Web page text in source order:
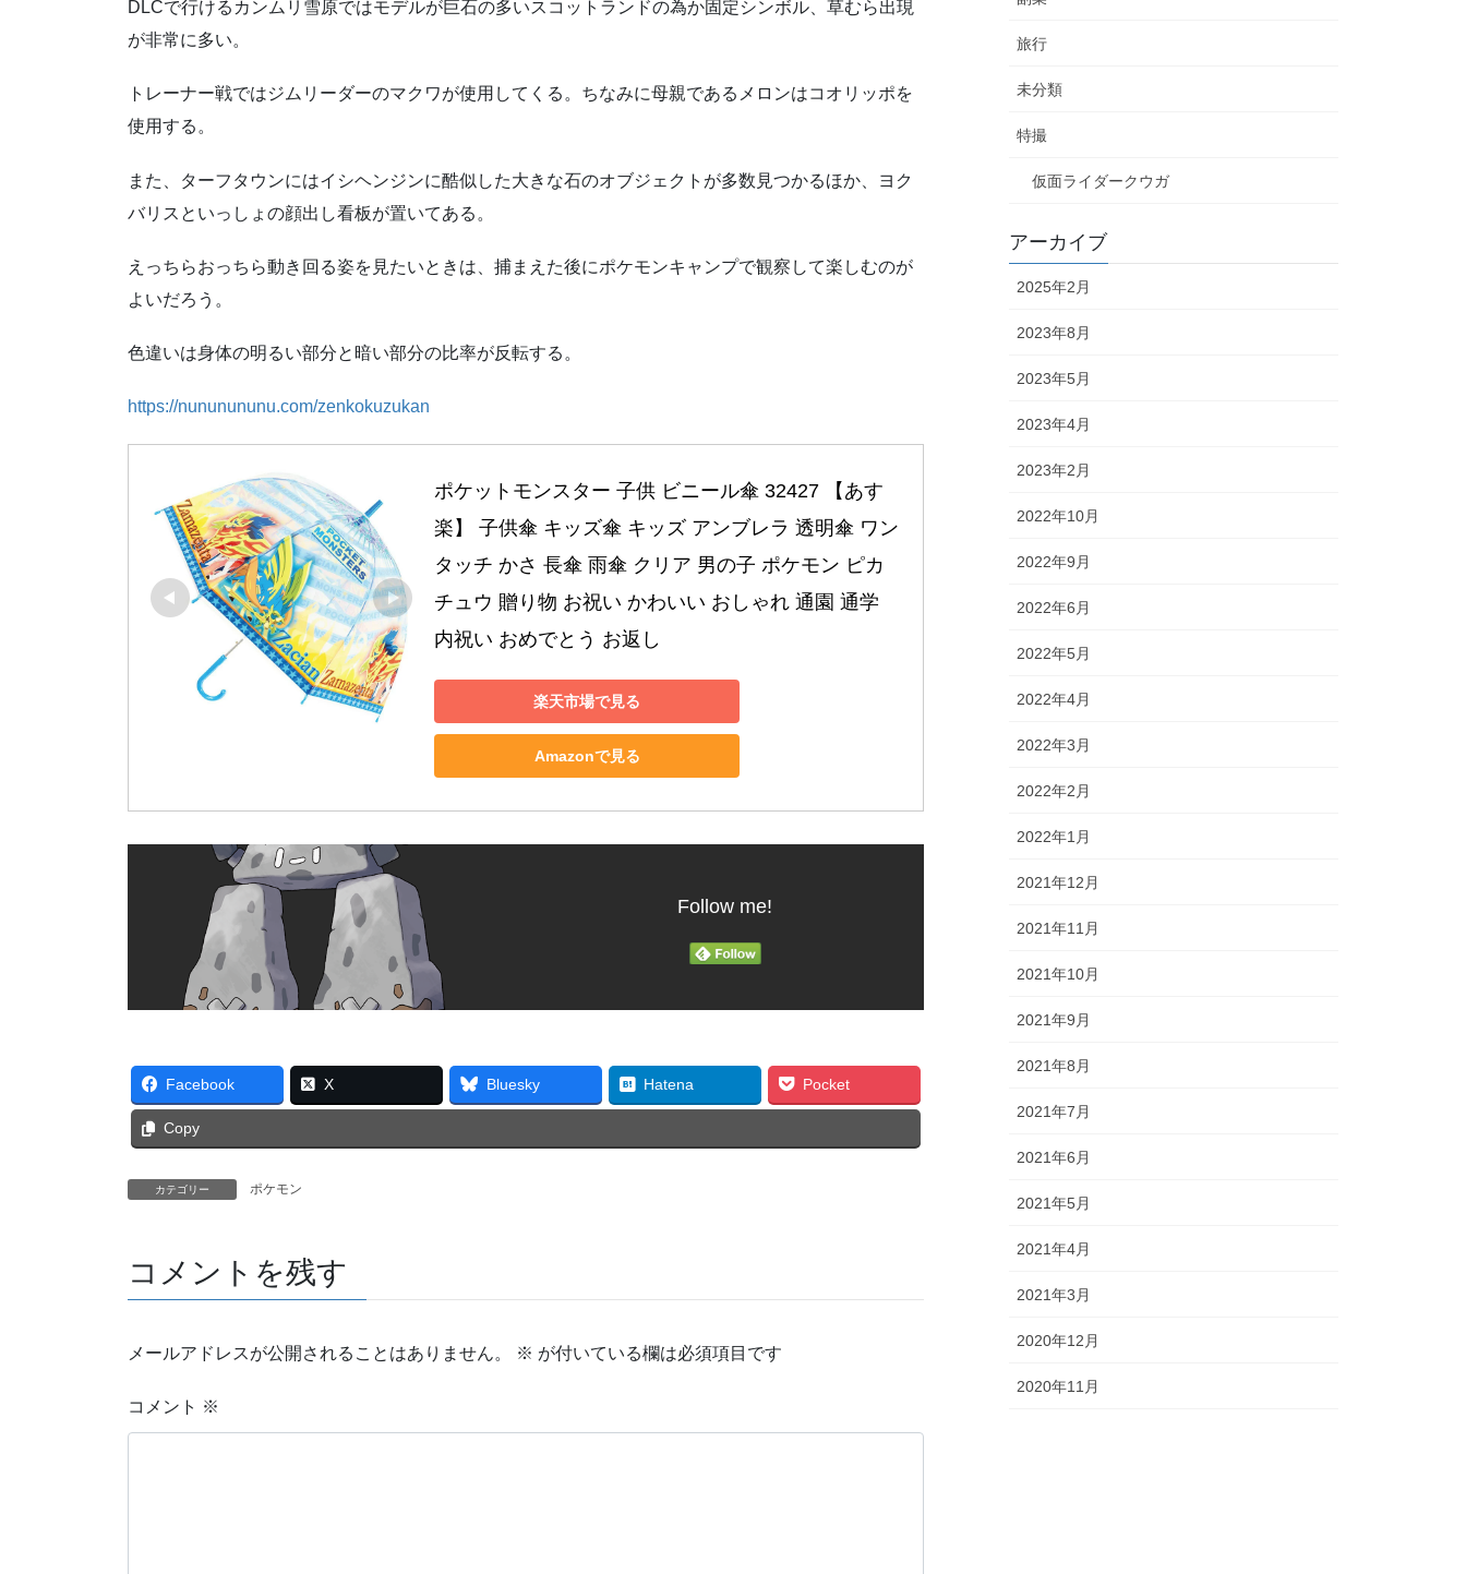
DLCで行けるカンムリ雪原ではモデルが巨石の多いスコットランドの為か固定シンボル、草むら出現
が非常に多い。
トレーナー戦ではジムリーダーのマクワが使用してくる。ちなみに母親であるメロンはコオリッポを
使用する。
また、ターフタウンにはイシヘンジンに酷似した大きな石のオブジェクトが多数見つかるほか、ヨク
バリスといっしょの顔出し看板が置いてある。
えっちらおっちら動き回る姿を見たいときは、捕まえた後にポケモンキャンプで観察して楽しむのが
よいだろう。
色違いは身体の明るい部分と暗い部分の比率が反転する。
https://nununununu.com/zenkokuzukan
ポケットモンスター 子供 ビニール傘 32427 【あす
楽】 子供傘 キッズ傘 キッズ アンブレラ 透明傘 ワン
タッチ かさ 長傘 雨傘 クリア 男の子 ポケモン ピカ
チュウ 贈り物 お祝い かわいい おしゃれ 通園 通学
内祝い おめでとう お返し
楽天市場で見る
Amazonで見る
Follow me!
Facebook X Bluesky Hatena Pocket
Copy
カテゴリー ポケモン
コメントを残す
メールアドレスが公開されることはありません。 ※ が付いている欄は必須項目です
コメント ※
旅行
未分類
特撮
仮面ライダークウガ
アーカイブ
2025年2月
2023年8月
2023年5月
2023年4月
2023年2月
2022年10月
2022年9月
2022年6月
2022年5月
2022年4月
2022年3月
2022年2月
2022年1月
2021年12月
2021年11月
2021年10月
2021年9月
2021年8月
2021年7月
2021年6月
2021年5月
2021年4月
2021年3月
2020年12月
2020年11月